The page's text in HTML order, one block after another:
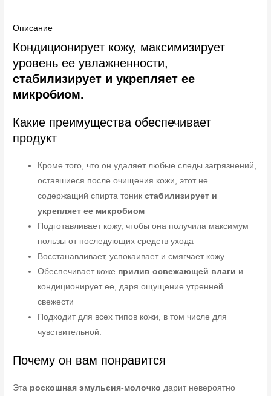
Описание
Кондиционирует кожу, максимизирует
уровень ее увлажненности,
стабилизирует и укрепляет ее
микробиом.
Какие преимущества обеспечивает
продукт
Кроме того, что он удаляет любые следы загрязнений,
оставшиеся после очищения кожи, этот не
содержащий спирта тоникстабилизирует и
укрепляет ее микробиом
Подготавливает кожу, чтобы она получила максимум
пользы от последующих средств ухода
Восстанавливает, успокаивает и смягчает кожу
Обеспечивает коже прилив освежающей влаги и
кондиционирует ее, даря ощущение утренней
свежести
Подходит для всех типов кожи, в том числе для
чувствительной.
Почему он вам понравится
Эта роскошная эмульсия-молочко дарит невероятно